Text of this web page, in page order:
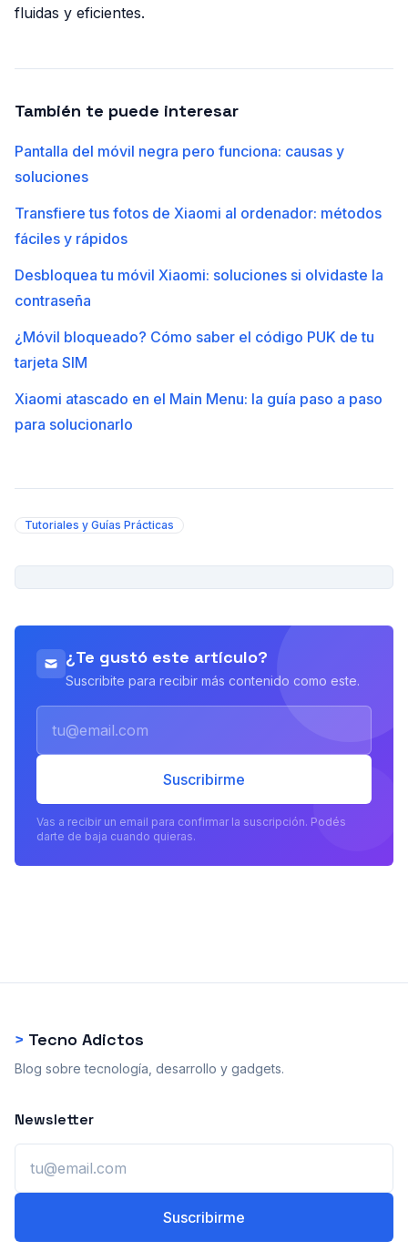
fluidas y eficientes.
También te puede interesar
Pantalla del móvil negra pero funciona: causas y
soluciones
Transfiere tus fotos de Xiaomi al ordenador: métodos
fáciles y rápidos
Desbloquea tu móvil Xiaomi: soluciones si olvidaste la
contraseña
¿Móvil bloqueado? Cómo saber el código PUK de tu
tarjeta SIM
Xiaomi atascado en el Main Menu: la guía paso a paso
para solucionarlo
Tutoriales y Guías Prácticas
¿Te gustó este artículo?
Suscribite para recibir más contenido como este.
Suscribirme
Vas a recibir un email para confirmar la suscripción. Podés
darte de baja cuando quieras.
> Tecno Adictos
Blog sobre tecnología, desarrollo y gadgets.
Newsletter
Suscribirme